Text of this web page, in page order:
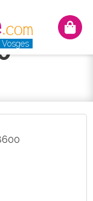
Vosges
Mon
panier